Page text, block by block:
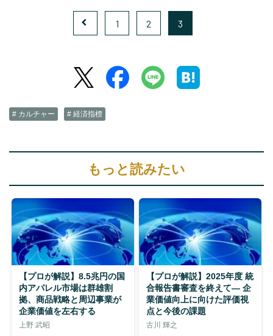
1 2 3
# カルチャー # 経済指標
もっと読みたい
【プロが解説】8.5兆円の国
内アパレル市場は群雄割
拠、商品戦略と周辺事業が
企業価値を左右する
上野 武昭
【プロが解説】2025年度 統
合報告書審査を終えて― 企
業価値向上に向けた評価視
点と今後の課題
古川 輝之